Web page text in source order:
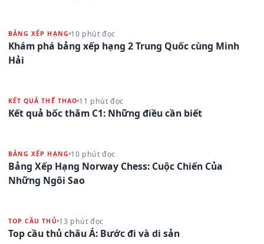
BẢNG XẾP HẠNG 10 phút đọc
Khám phá bảng xếp hạng 2 Trung Quốc cùng Minh
Hải
KẾT QUẢ THỂ THAO 11 phút đọc
Kết quả bốc thăm C1: Những điều cần biết
BẢNG XẾP HẠNG 10 phút đọc
Bảng Xếp Hạng Norway Chess: Cuộc Chiến Của
Những Ngôi Sao
TOP CẦU THỦ 13 phút đọc
Top cầu thủ châu Á: Bước đi và di sản